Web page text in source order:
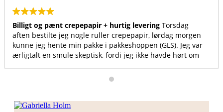
og pænt crepepapir + hurtig levering Torsdag
bestilte jeg nogle ruller crepepapir, lørdag morgen
jeg hente min pakke i pakkeshoppen (GLS). Jeg var
en smule skeptisk, fordi jeg ikke havde hørt om
andre at bruge denne hjemmeside